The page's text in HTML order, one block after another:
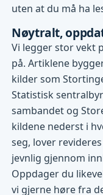
uten at du må ha
Nøytralt,
Vi legger stor vekt
på. Artiklene
kilder som
Statistisk
sambandet og
kildene nederst i
seg, lover
jevnlig gjennom
Oppdager du
vi gjerne høre fra